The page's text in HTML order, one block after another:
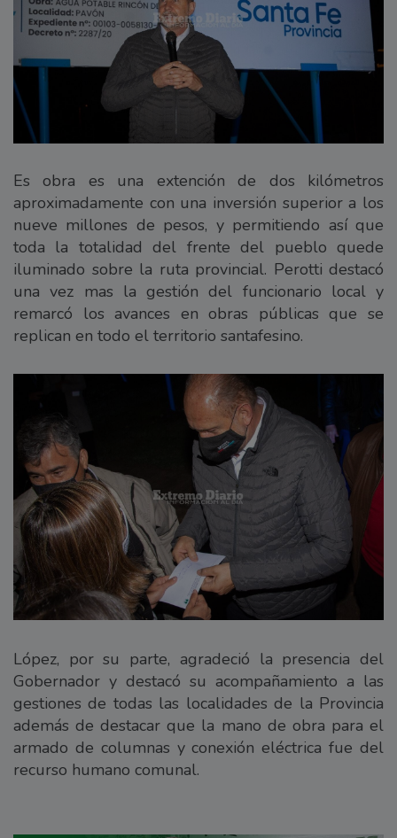
Es obra es una extención de dos kilómetros
aproximadamente con una inversión superior a los
nueve millones de pesos, y permitiendo así que
toda la totalidad del frente del pueblo quede
iluminado sobre la ruta provincial. Perotti destacó
una vez mas la gestión del funcionario local y
remarcó los avances en obras públicas que se
replican en todo el territorio santafesino.
López, por su parte, agradeció la presencia del
Gobernador y destacó su acompañamiento a las
gestiones de todas las localidades de la Provincia
además de destacar que la mano de obra para el
armado de columnas y conexión eléctrica fue del
recurso humano comunal.